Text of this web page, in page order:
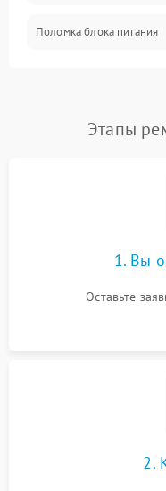
Интерфейсы
Поломка блока питания
Этапы
1. Вы
Оставьте
2.